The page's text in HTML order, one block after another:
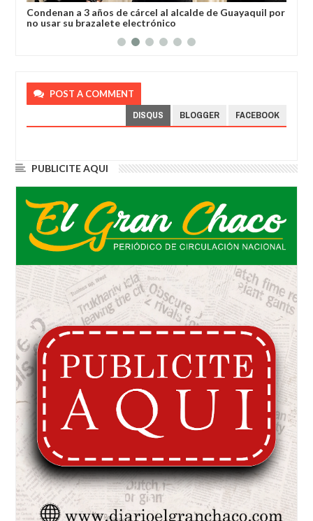
Condenan a 3 años de cárcel al alcalde de Guayaquil por
no usar su brazalete electrónico
POST A COMMENT
DISQUS BLOGGER FACEBOOK
PUBLICITE AQUI